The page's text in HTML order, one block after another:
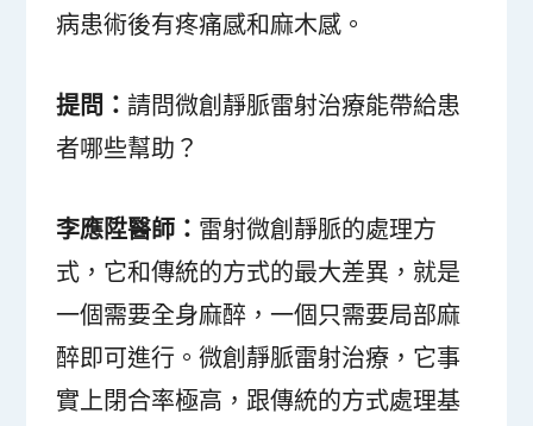
病患術後有疼痛感和麻木感。
提問：請問微創靜脈雷射治療能帶給患
者哪些幫助？
李應陞醫師： 雷射微創靜脈的處理方
式，它和傳統的方式的最大差異，就是
一個需要全身麻醉，一個只需要局部麻
醉即可進行。微創靜脈雷射治療，它事
實上閉合率極高，跟傳統的方式處理基